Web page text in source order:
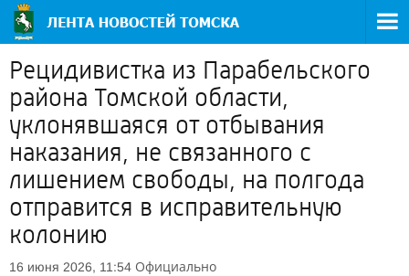
Рецидивистка из Парабельского
района Томской области,
уклонявшаяся от отбывания
наказания, не связанного с
лишением свободы, на полгода
отправится в исправительную
колонию
16 июня 2026, 11:54 Официально